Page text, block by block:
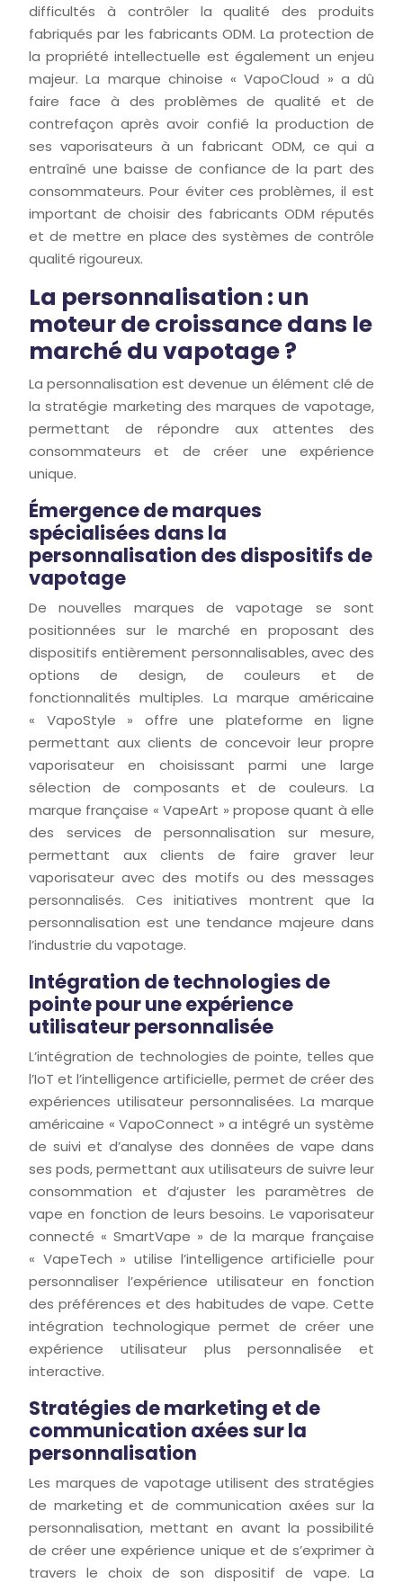
difficultés à contrôler la qualité des produits
fabriqués par les fabricants ODM. La protection de
la propriété intellectuelle est également un enjeu
majeur. La marque chinoise « VapoCloud » a dû
faire face à des problèmes de qualité et de
contrefaçon après avoir confié la production de
ses vaporisateurs à un fabricant ODM, ce qui a
entraîné une baisse de confiance de la part des
consommateurs. Pour éviter ces problèmes, il est
important de choisir des fabricants ODM réputés
et de mettre en place des systèmes de contrôle
qualité rigoureux.
La personnalisation : un
moteur de croissance dans le
marché du vapotage ?
La personnalisation est devenue un élément clé de
la stratégie marketing des marques de vapotage,
permettant de répondre aux attentes des
consommateurs et de créer une expérience
unique.
Émergence de marques
spécialisées dans la
personnalisation des dispositifs de
vapotage
De nouvelles marques de vapotage se sont
positionnées sur le marché en proposant des
dispositifs entièrement personnalisables, avec des
options de design, de couleurs et de
fonctionnalités multiples. La marque américaine
« VapoStyle » offre une plateforme en ligne
permettant aux clients de concevoir leur propre
vaporisateur en choisissant parmi une large
sélection de composants et de couleurs. La
marque française « VapeArt » propose quant à elle
des services de personnalisation sur mesure,
permettant aux clients de faire graver leur
vaporisateur avec des motifs ou des messages
personnalisés. Ces initiatives montrent que la
personnalisation est une tendance majeure dans
l’industrie du vapotage.
Intégration de technologies de
pointe pour une expérience
utilisateur personnalisée
L’intégration de technologies de pointe, telles que
l’IoT et l’intelligence artificielle, permet de créer des
expériences utilisateur personnalisées. La marque
américaine « VapoConnect » a intégré un système
de suivi et d’analyse des données de vape dans
ses pods, permettant aux utilisateurs de suivre leur
consommation et d’ajuster les paramètres de
vape en fonction de leurs besoins. Le vaporisateur
connecté « SmartVape » de la marque française
« VapeTech » utilise l’intelligence artificielle pour
personnaliser l’expérience utilisateur en fonction
des préférences et des habitudes de vape. Cette
intégration technologique permet de créer une
expérience utilisateur plus personnalisée et
interactive.
Stratégies de marketing et de
communication axées sur la
personnalisation
Les marques de vapotage utilisent des stratégies
de marketing et de communication axées sur la
personnalisation, mettant en avant la possibilité
de créer une expérience unique et de s’exprimer à
travers le choix de son dispositif de vape. La